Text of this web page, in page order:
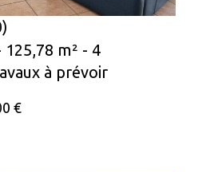
m² - 4
à prévoir
€